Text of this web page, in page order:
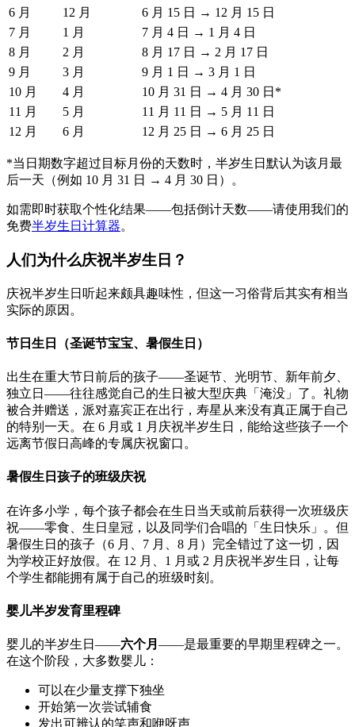
6 月 12 月
6 月 15 日 → 12 月 15 日
7 月
1 月
7 月 4 日 → 1 月 4 日
8 月
2 月
8 月 17 日 → 2 月 17 日
9 月
3 月
9 月 1 日 → 3 月 1 日
10 月
4 月
10 月 31 日 → 4 月 30 日*
11 月
5 月
11 月 11 日 → 5 月 11 日
12 月
6 月 12 月 25 日 → 6 月 25 日
*当日期数字超过目标月份的天数时，半岁生日默认为该月最
后一天（例如 10 月 31 日 → 4 月 30 日）。
如需即时获取个性化结果——包括倒计天数——请使用我们的
免费半岁生日计算器。
人们为什么庆祝半岁生日？
庆祝半岁生日听起来颇具趣味性，但这一习俗背后其实有相当
实际的原因。
节日生日（圣诞节宝宝、暑假生日）
出生在重大节日前后的孩子——圣诞节、光明节、新年前夕、
独立日——往往感觉自己的生日被大型庆典「淹没」了。礼物
被合并赠送，派对嘉宾正在出行，寿星从来没有真正属于自己
的特别一天。在 6 月或 1 月庆祝半岁生日，能给这些孩子一个
远离节假日高峰的专属庆祝窗口。
暑假生日孩子的班级庆祝
在许多小学，每个孩子都会在生日当天或前后获得一次班级庆
祝——零食、生日皇冠，以及同学们合唱的「生日快乐」。但
暑假生日的孩子（6 月、7 月、8 月）完全错过了这一切，因
为学校正好放假。在 12 月、1 月或 2 月庆祝半岁生日，让每
个学生都能拥有属于自己的班级时刻。
婴儿半岁发育里程碑
婴儿的半岁生日——六个月 ——是最重要的早期里程碑之一。
在这个阶段，大多数婴儿：
可以在少量支撑下独坐
开始第一次尝试辅食
发出可辨认的笑声和咿呀声